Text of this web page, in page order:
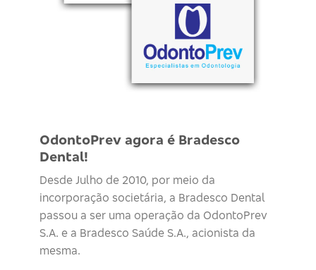
OdontoPrev agora é Bradesco
Dental!
Desde Julho de 2010, por meio da
incorporação societária, a Bradesco Dental
passou a ser uma operação da OdontoPrev
S.A. e a Bradesco Saúde S.A., acionista da
mesma.